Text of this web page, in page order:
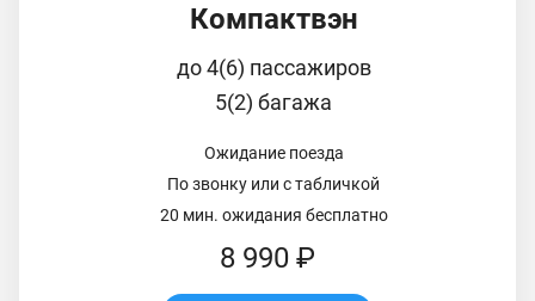
Компактвэн
до 4(6) пассажиров
5(2) багажа
Ожидание поезда
По звонку или с табличкой
20 мин. ожидания бесплатно
8 990 ₽